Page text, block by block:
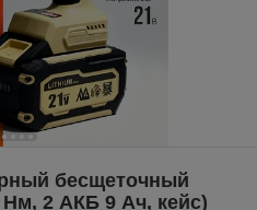
бесщеточный
Нм, 2 АКБ 9 Ач, кейс)